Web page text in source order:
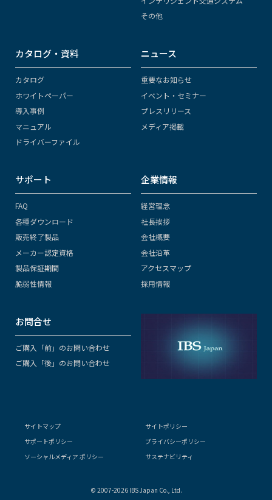
その他
カタログ・資料
カタログ
ホワイトペーパー
導入事例
マニュアル
ドライバーファイル
ニュース
重要なお知らせ
イベント・セミナー
プレスリリース
メディア掲載
サポート
FAQ
各種ダウンロード
販売終了製品
メーカー認定資格
製品保証期間
脆弱性情報
企業情報
経営理念
社長挨拶
会社概要
会社沿革
アクセスマップ
採用情報
お問合せ
ご購入「前」のお問い合わせ
ご購入「後」のお問い合わせ
サイトマップ
サイトポリシー
サポートポリシー
プライバシーポリシー
ソーシャルメディア ポリシー
サステナビリティ
© 2007-2026 IBS Japan Co., Ltd.